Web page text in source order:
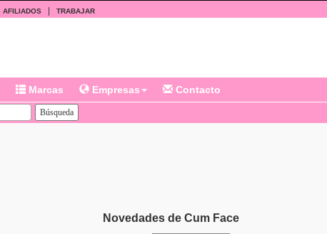
AFILIADOS TRABAJAR
Marcas Empresas Contacto
Novedades de Cum Face